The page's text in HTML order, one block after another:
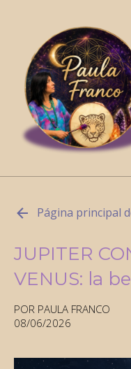
Página principal
JUPITER
VENUS: la
POR PAULA FRANCO
08/06/2026